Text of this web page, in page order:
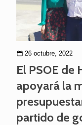
26 octubre, 2022
El PSOE de
apoyará la
partido de